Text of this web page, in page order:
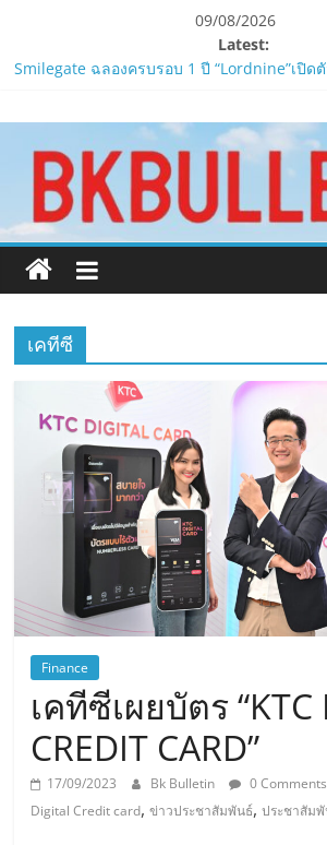
content
09/08/2026
Latest:
Smilegate ฉลองครบรอบ 1 ปี “Lordnine”เปิดตั
PIPPER STANDARD® เปิดตัวแชมพูอาบน้ำ แ
เลี้ยง
ห้ามพลาด! Smilegate เปิดตัว ‘เฮเลนา’ เซิร์ฟเว
LORDNINE 29 ก.ค. นี้
LORDNINE ครบรอบ 1 ปี! Smilegate เปิด
พร้อมอาวุธเคียวและศึกกิลด์-PvP เดือดครึ่งปีหลัง
เสนอ
ข่าว
ครบ
ทุก
เคทีซี
Finance
เคทีซีเผยบัตร “KTC
CREDIT CARD”
17/09/2023 Bk Bulletin 0 Comments
Digital Credit card,ข่าวประชาสัมพันธ์,ประชาสัม